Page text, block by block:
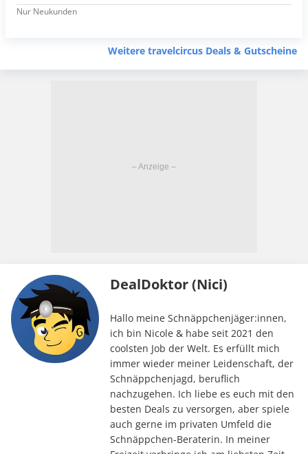
Nur Neukunden
Weitere travelcircus Deals & Gutscheine
DealDoktor (Nici)
Hallo meine Schnäppchenjäger:innen,
ich bin Nicole & habe seit 2021 den
coolsten Job der Welt. Es erfüllt mich
immer wieder meiner Leidenschaft, der
Schnäppchenjagd, beruflich
nachzugehen. Ich liebe es euch mit den
besten Deals zu versorgen, aber spiele
auch gerne im privaten Umfeld die
Schnäppchen-Beraterin. In meiner